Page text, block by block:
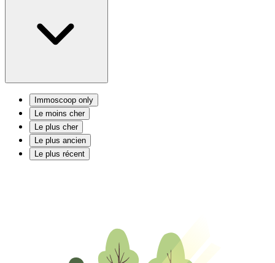
Immoscoop only
Le moins cher
Le plus cher
Le plus ancien
Le plus récent